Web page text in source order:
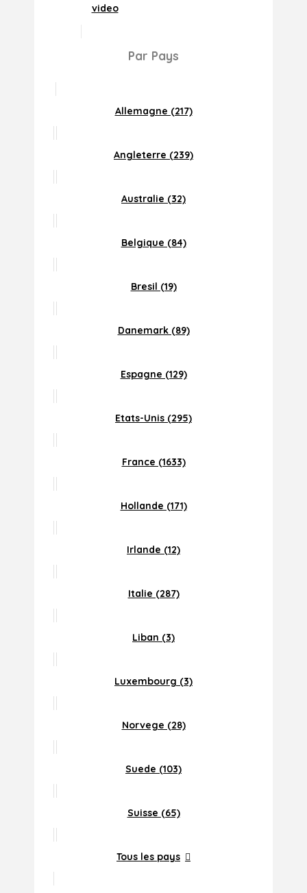
video
Par Pays
Allemagne (217)
Angleterre (239)
Australie (32)
Belgique (84)
Bresil (19)
Danemark (89)
Espagne (129)
Etats-Unis (295)
France (1633)
Hollande (171)
Irlande (12)
Italie (287)
Liban (3)
Luxembourg (3)
Norvege (28)
Suede (103)
Suisse (65)
Tous les pays